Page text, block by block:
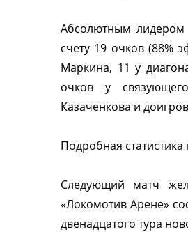
Абсолютным лидером
счету 19 очков (88%
Маркина, 11 у
очков у
Казаченкова и
Подробная статистика
Следующий матч
«Локомотив Арене»
двенадцатого тура